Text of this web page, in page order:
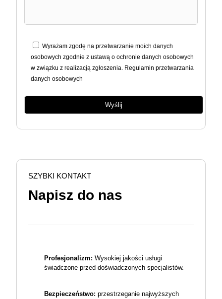
Wyrażam zgodę na przetwarzanie moich danych
osobowych zgodnie z ustawą o ochronie danych osobowych
w związku z realizacją zgłoszenia. Regulamin przetwarzania
danych osobowych
SZYBKI KONTAKT
Napisz do nas
Profesjonalizm: Wysokiej jakości usługi
świadczone przed doświadczonych specjalistów.
Bezpieczeństwo: przestrzeganie najwyższych